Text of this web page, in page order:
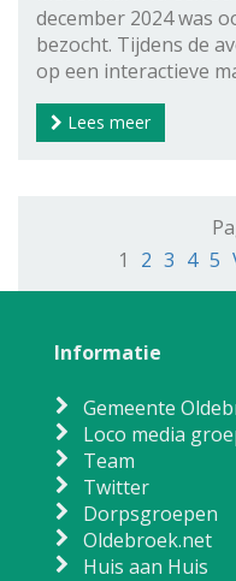
december 2024 was
bezocht. Tijdens de
op een interactieve
Lees meer
1
2 3 4 5
Informatie
Gemeente
Loco media
Team
Twitter
Dorpsgroepen
Oldebroek.net
Huis aan Huis